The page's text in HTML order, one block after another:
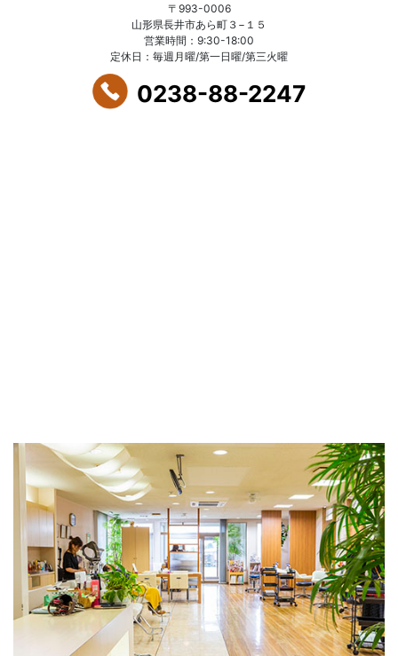
〒993-0006
山形県長井市あら町３−１５
営業時間：9:30-18:00
定休日：毎週月曜/第一日曜/第三火曜
0238-88-2247